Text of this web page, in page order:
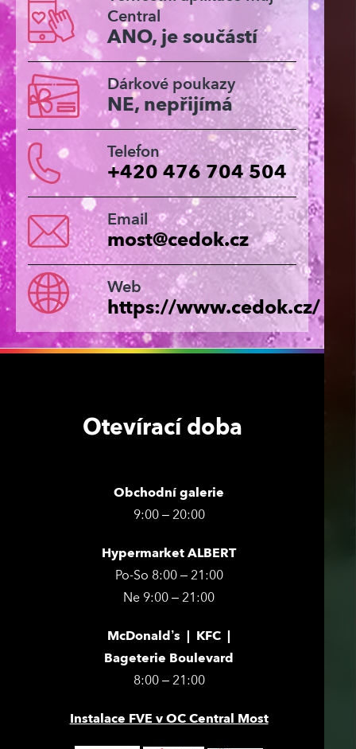
Central
ANO, je součástí
Dárkové poukazy
NE, nepřijímá
Telefon
+420 476 704 504
Email
most@cedok.cz
Web
https://www.cedok.cz/
Otevírací doba
Obchodní galerie
9:00 – 20:00
Hypermarket ALBERT
Po-So 8:00 – 21:00
Ne 9:00 – 21:00
McDonald’s | KFC |
Bageterie Boulevard
8:00 – 21:00
Instalace FVE v OC Central Most